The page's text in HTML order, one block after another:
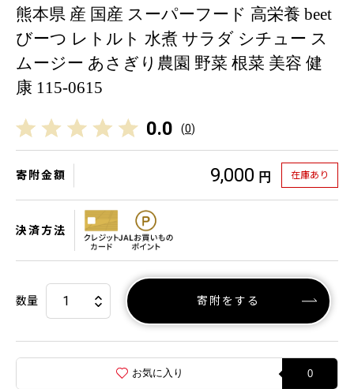
熊本県 産 国産 スーパーフード 高栄養 beet
びーつ レトルト 水煮 サラダ シチュー ス
ムージー あさぎり農園 野菜 根菜 美容 健
康 115-0615
0.0 (0)
寄附金額 9,000 円 在庫あり
決済方法
数量 寄附をする
お気に入り 0